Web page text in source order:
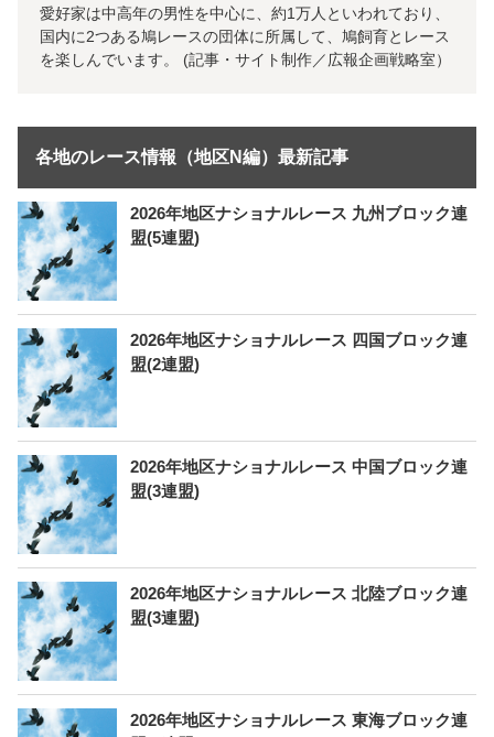
愛好家は中高年の男性を中心に、約1万人といわれており、
国内に2つある鳩レースの団体に所属して、鳩飼育とレース
を楽しんでいます。 (記事・サイト制作／広報企画戦略室）
各地のレース情報（地区N編）最新記事
2026年地区ナショナルレース 九州ブロック連
盟(5連盟)
2026年地区ナショナルレース 四国ブロック連
盟(2連盟)
2026年地区ナショナルレース 中国ブロック連
盟(3連盟)
2026年地区ナショナルレース 北陸ブロック連
盟(3連盟)
2026年地区ナショナルレース 東海ブロック連